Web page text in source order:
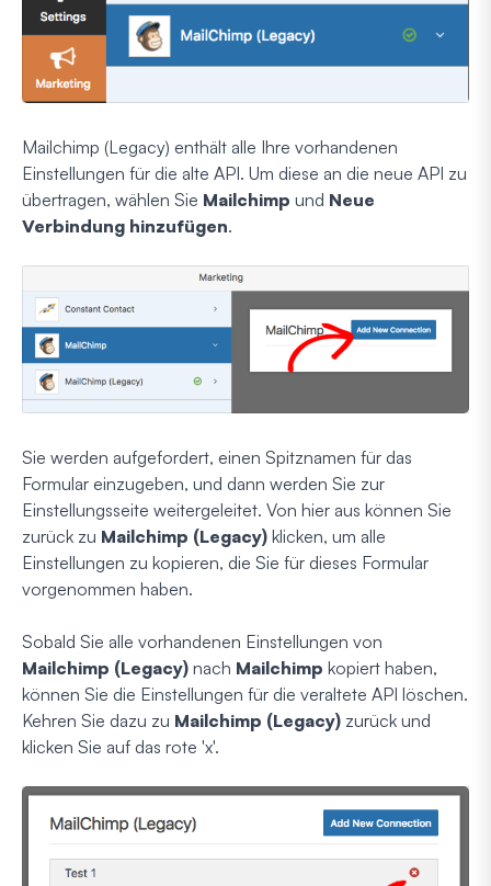
Mailchimp (Legacy) enthält alle Ihre vorhandenen
Einstellungen für die alte API. Um diese an die neue API zu
übertragen, wählen Sie Mailchimp und Neue
Verbindung hinzufügen.
Sie werden aufgefordert, einen Spitznamen für das
Formular einzugeben, und dann werden Sie zur
Einstellungsseite weitergeleitet. Von hier aus können Sie
zurück zu Mailchimp (Legacy) klicken, um alle
Einstellungen zu kopieren, die Sie für dieses Formular
vorgenommen haben.
Sobald Sie alle vorhandenen Einstellungen von
Mailchimp (Legacy) nach Mailchimp kopiert haben,
können Sie die Einstellungen für die veraltete API löschen.
Kehren Sie dazu zu Mailchimp (Legacy) zurück und
klicken Sie auf das rote 'x'.